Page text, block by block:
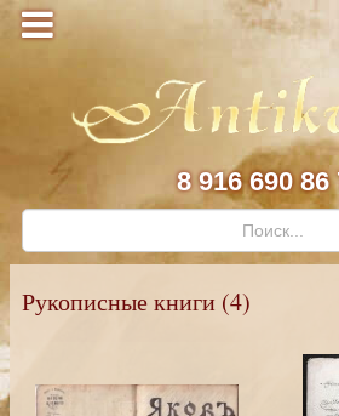
8 916 690 86
Рукописные книги (4)